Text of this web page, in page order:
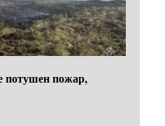
потушен пожар,